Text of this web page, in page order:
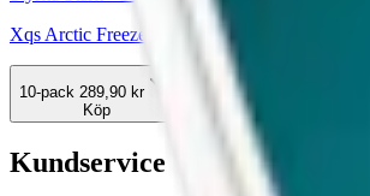
Xqs Arctic Freeze 11,2 mg 6
10-pack 289,90 kr
Köp
Kundservice